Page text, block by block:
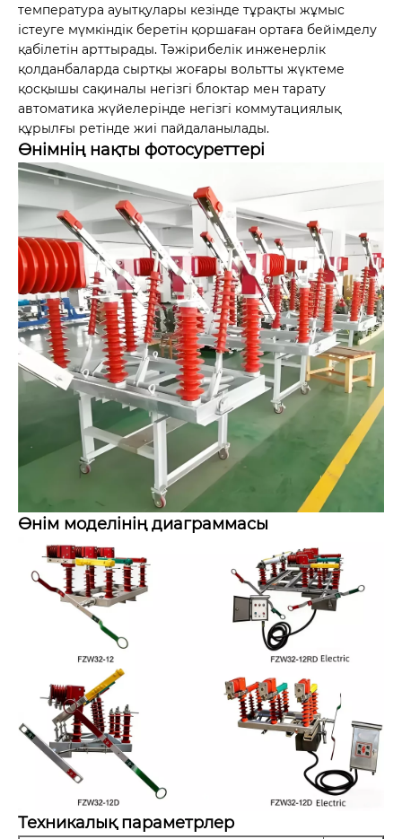
температура ауытқулары кезінде тұрақты жұмыс
істеуге мүмкіндік беретін қоршаған ортаға бейімделу
қабілетін арттырады. Тәжірибелік инженерлік
қолданбаларда сыртқы жоғары вольтты жүктеме
қосқышы сақиналы негізгі блоктар мен тарату
автоматика жүйелерінде негізгі коммутациялық
құрылғы ретінде жиі пайдаланылады.
Өнімнің нақты фотосуреттері
Өнім моделінің диаграммасы
Техникалық параметрлер